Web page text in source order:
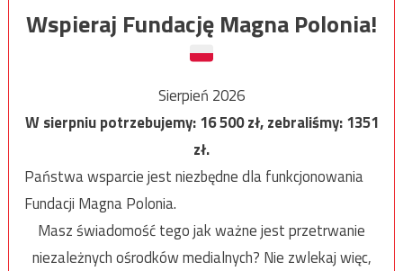
Wspieraj Fundację Magna Polonia!
Sierpień 2026
W sierpniu potrzebujemy:16 500zł, zebraliśmy:1351
zł.
Państwa wsparcie jest niezbędne dla funkcjonowania
Fundacji Magna Polonia.
Masz świadomość tego jak ważne jest przetrwanie
niezależnych ośrodków medialnych? Nie zwlekaj więc,